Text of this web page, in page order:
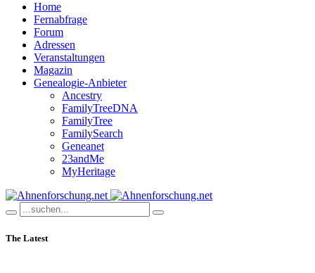
Home
Fernabfrage
Forum
Adressen
Veranstaltungen
Magazin
Genealogie-Anbieter
Ancestry
FamilyTreeDNA
FamilyTree
FamilySearch
Geneanet
23andMe
MyHeritage
The Latest